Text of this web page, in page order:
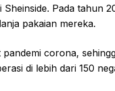
Sheinside. Pada tahun
pakaian mereka.
pandemi corona,
di lebih dari 150